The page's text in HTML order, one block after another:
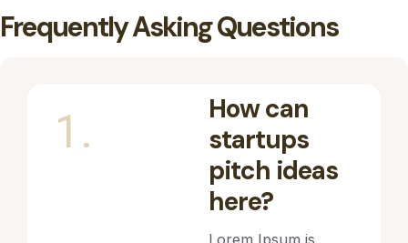
Frequently Asking Questions
1.
How can
startups
pitch ideas
here?
Lorem Ipsum is